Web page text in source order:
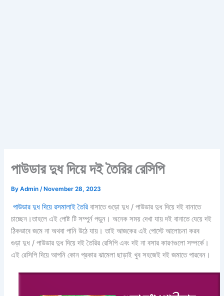
পাউডার দুধ দিয়ে দই তৈরির রেসিপি
ByAdmin/ November 28, 2023
পাউডার দুধ দিয়ে রসমালাই তৈরি বাসাতে গুড়ো দুধ / পাউডার দুধ দিয়ে দই বানাতে
চাচ্ছেন।তাহলে এই পোষ্ট টি সম্পুর্ন পড়ুন। অনেক সময় দেখা যায় দই বানাতে যেয়ে দই
ঠিকভাবে জমে না অথবা পানি উঠে যায়। তাই আজকের এই পোস্টে আলোচনা করব
গুড়া দুধ / পাউডার দুধ দিয়ে দই তৈরির রেসিপি এবং দই না বসার কারণগুলো সম্পর্কে।
এই রেসিপি দিয়ে আপনি কোন প্রকার ঝামেলা ছাড়াই খুব সহজেই দই জমাতে পারবেন।